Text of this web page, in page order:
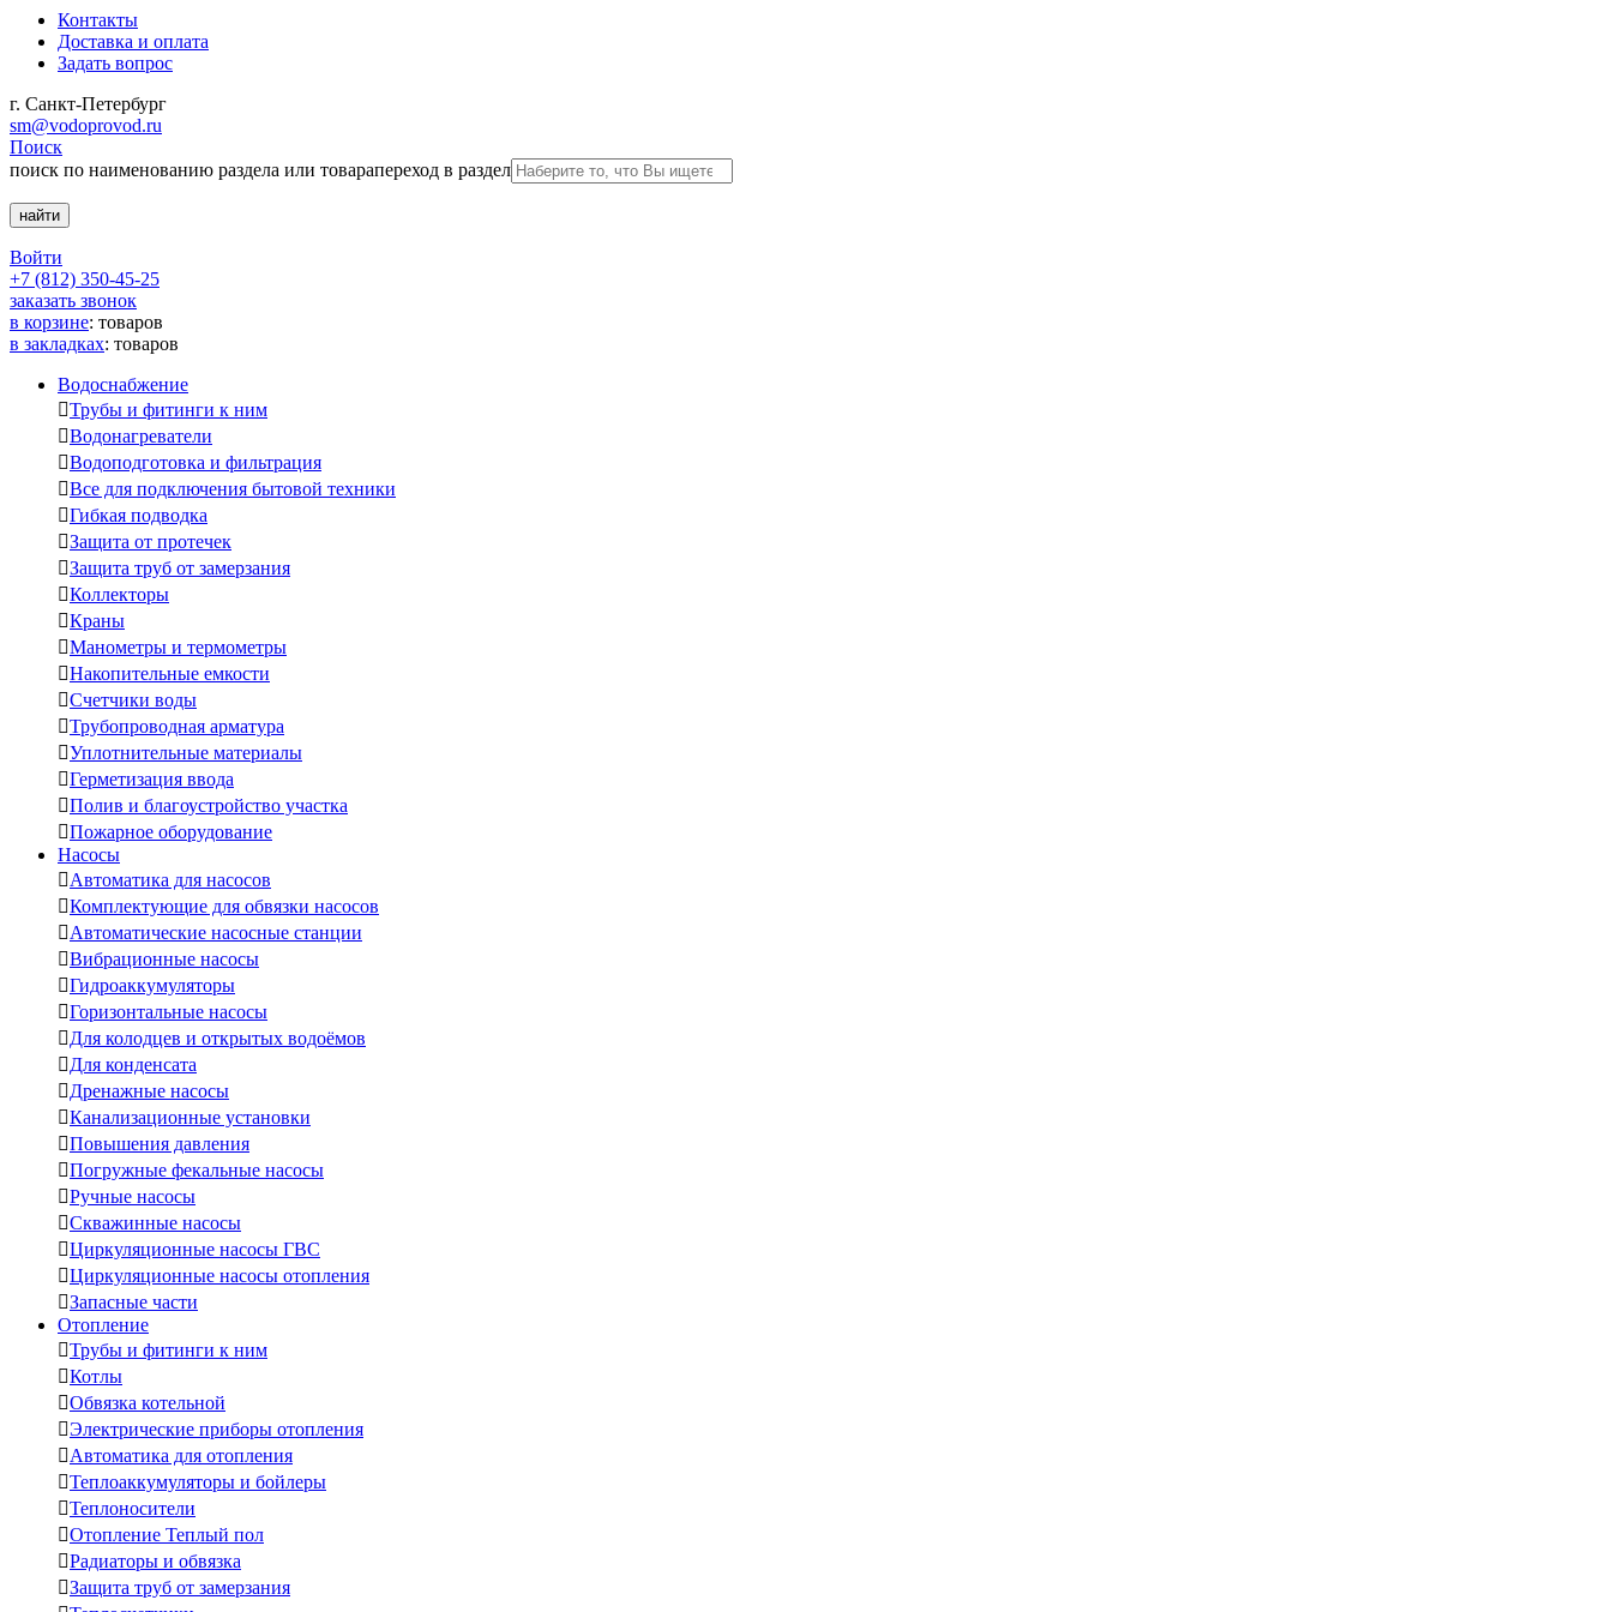
Контакты
Доставка и оплата
Задать вопрос
г. Санкт-Петербург
sm@vodoprovod.ru
Поиск
поиск по наименованию раздела или товарапереход в раздел
Войти
+7 (812) 350-45-25
заказать звонок
в корзине: товаров
в закладках: товаров
Водоснабжение
Трубы и фитинги к ним
Водонагреватели
Водоподготовка и фильтрация
Все для подключения бытовой техники
Гибкая подводка
Защита от протечек
Защита труб от замерзания
Коллекторы
Краны
Манометры и термометры
Накопительные емкости
Счетчики воды
Трубопроводная арматура
Уплотнительные материалы
Герметизация ввода
Полив и благоустройство участка
Пожарное оборудование
Насосы
Автоматика для насосов
Комплектующие для обвязки насосов
Автоматические насосные станции
Вибрационные насосы
Гидроаккумуляторы
Горизонтальные насосы
Для колодцев и открытых водоёмов
Для конденсата
Дренажные насосы
Канализационные установки
Повышения давления
Погружные фекальные насосы
Ручные насосы
Скважинные насосы
Циркуляционные насосы ГВС
Циркуляционные насосы отопления
Запасные части
Отопление
Трубы и фитинги к ним
Котлы
Обвязка котельной
Электрические приборы отопления
Автоматика для отопления
Теплоаккумуляторы и бойлеры
Теплоносители
Отопление Теплый пол
Радиаторы и обвязка
Защита труб от замерзания